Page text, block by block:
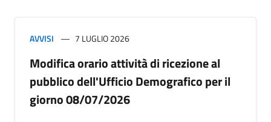
AVVISI 7 LUGLIO 2026
Modifica orario attività di ricezione al
pubblico dell'Ufficio Demografico per il
giorno 08/07/2026